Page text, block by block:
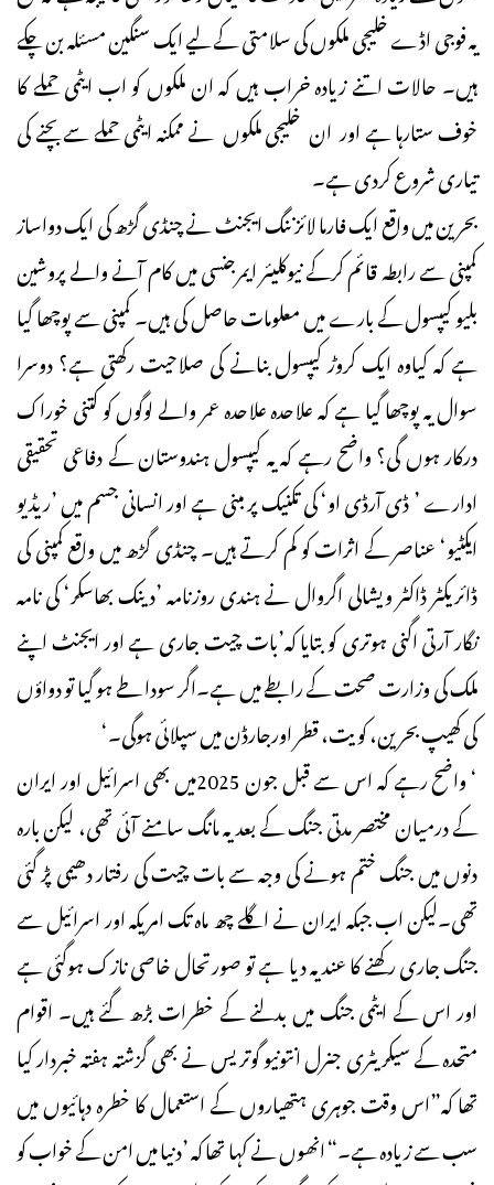
یہ فوجی اڈے خلیجی ملکوں کی سلامتی کے لیے ایک سنگین مسئلہ بن چکے
ہیں۔ حالات اتنے زیادہ خراب ہیں کہ ان ملکوں کو اب ایٹمی حملے کا
خوف ستارہا ہے اور ان خلیجی ملکوں نے ممکنہ ایٹمی حملے سے بچنے کی
تیاری شروع کردی ہے۔
بحرین میں واقع ایک فارما لائزننگ ایجنٹ نے چنڈی گڑھ کی ایک دواساز
کمپنی سے رابطہ قائم کرکے نیوکلیئر ایمرجنسی میں کام آنے والے پروشین
بلیو کیپسول کے بارے میں معلومات حاصل کی ہیں۔ کمپنی سے پوچھا گیا
ہے کہ کیاوہ ایک کروڑ کیپسول بنانے کی صلاحیت رکھتی ہے؟ دوسرا
سوال یہ پوچھا گیا ہے کہ علاحدہ علاحدہ عمر والے لوگوں کو کتنی خوراک
درکار ہوں گی؟ واضح رہے کہ یہ کیپسول ہندوستان کے دفاعی تحقیقی
ادارے ’ ڈی آرڈی او‘ کی تکنیک پر مبنی ہے اور انسانی جسم میں ’ریڈیو
ایکٹیو‘ عناصر کے اثرات کو کم کرتے ہیں۔ چنڈی گڑھ میں واقع کمپنی کی
ڈائریکٹر ڈاکٹر ویشالی اگروال نے ہندی روزنامہ ’دینک بھاسکر‘ کی نامہ
نگار آرتی اگنی ہوتری کو بتایا کہ’بات چیت جاری ہے اور ایجنٹ اپنے
ملک کی وزارت صحت کے رابطے میں ہے۔اگر سودا طے ہو گیا تو دواؤں
کی کھیپ بحرین، کویت، قطر اورجارڈن میں سپلائی ہوگی۔‘
‘ واضح رہے کہ اس سے قبل جون 2025میں بھی اسرائیل اور ایران
کے درمیان مختصر مدتی جنگ کے بعد یہ مانگ سامنے آئی تھی، لیکن بارہ
دنوں میں جنگ ختم ہونے کی وجہ سے بات چیت کی رفتار دھیمی پڑ گئی
تھی۔لیکن اب جبکہ ایران نے اگلے چھ ماہ تک امریکہ اور اسرائیل سے
جنگ جاری رکھنے کا عندیہ دیا ہے تو صورتحال خاصی نازک ہوگئی ہے
اور اس کے ایٹمی جنگ میں بدلنے کے خطرات بڑھ گئے ہیں۔ اقوام
متحدہ کے سیکریٹری جنرل انتونیو گوتریس نے بھی گزشتہ ہفتہ خبردار کیا
تھا کہ”اس وقت جوہری ہتھیاروں کے استعمال کا خطرہ دہائیوں میں
سب سے زیادہ ہے۔“ انھوں نے کہا تھا کہ ’دنیا میں امن کے خواب کو